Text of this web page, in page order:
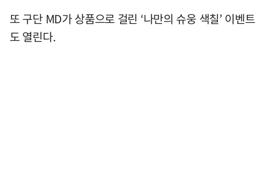
또 구단 MD가 상품으로 걸린 ‘나만의 슈웅 색칠’ 이벤트
도 열린다.